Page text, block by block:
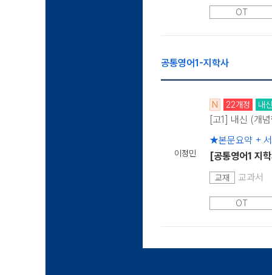
OT
공통영어1-지학사
이정민
N 22개정 내
[고1] 내신 (개
★본문요약 +
[공통영어1 지
교재 교과서
OT